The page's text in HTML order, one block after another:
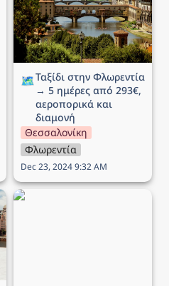
αεροπορικά και διαμονή
🗺️Ταξίδι στην Φλωρεντία
→ 5 ημέρες από 293€,
αεροπορικά και
διαμονή
Θεσσαλονίκη
Φλωρεντία
Dec 23, 2024 9:32 AM
Ταξίδι στην Μπρατισλάβα